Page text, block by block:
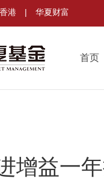
港 | 华夏财富
首页
增益一